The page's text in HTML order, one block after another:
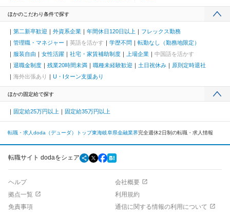
ほかのこだわり条件で探す
第二新卒歓迎 外資系企業 年間休日120日以上
フレックス勤務
管理職・マネジャー
英語を活かす 学歴不問
転勤なし（勤務地限定）
服装自由
女性活躍 社宅・家賃補助制度 上場企業
中国語を活かす
退職金制度
残業20時間未満 職種未経験歓迎 土日祝休み
原則定時退社
海外出張あり
U・Iターン支援あり
ほかの固定給で探す
固定給25万円以上 固定給35万円以上
転職・求人doda（デューダ）トップ東海岐阜県金融業界完全週休2日制の転職・求人情報
転職サイト dodaをシェア
ヘルプ
会社概要
拠点一覧
利用規約
免責事項
通信に関する情報の利用について